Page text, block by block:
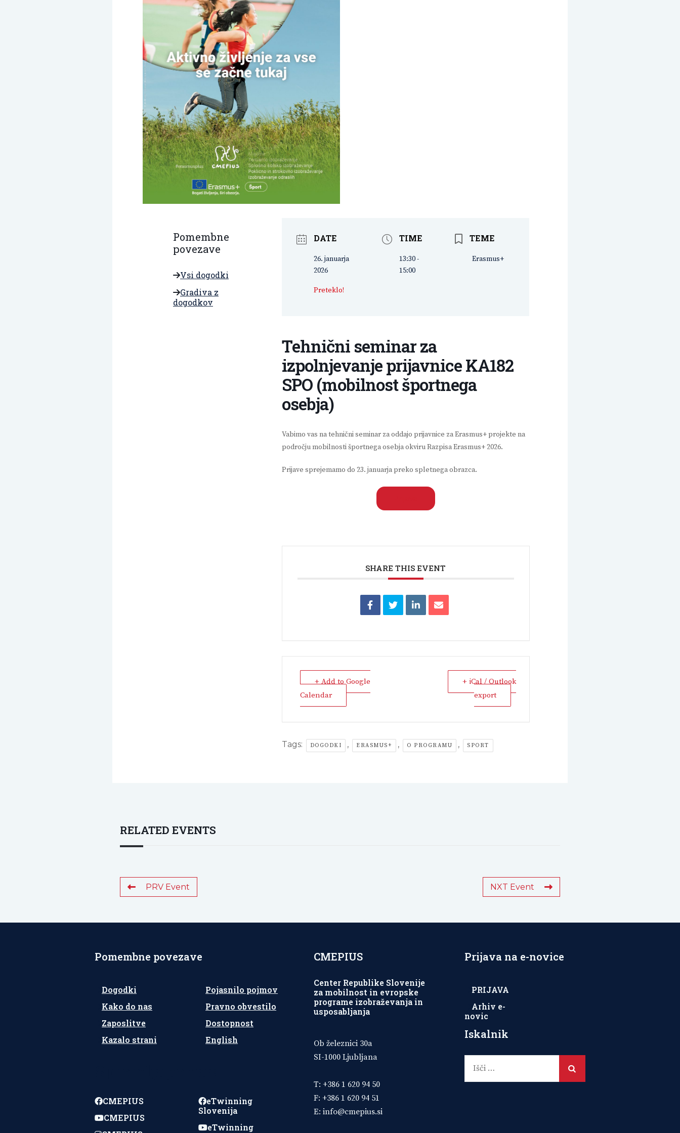
Pomembne
povezave
Vsi dogodki
Gradiva z
dogodkov
DATE
26. januarja
2026
Preteklo!
TIME
13:30 -
15:00
TEME
Erasmus+
Tehnični seminar za
izpolnjevanje prijavnice KA182
SPO (mobilnost športnega
osebja)
Vabimo vas na tehnični seminar za oddajo prijavnice za Erasmus+ projekte na
področju mobilnosti športnega osebja okviru Razpisa Erasmus+ 2026.
Prijave sprejemamo do 23. januarja preko spletnega obrazca.
SHARE THIS EVENT
+ Add to Google
Calendar
+ iCal / Outlook
export
Tags: DOGODKI , ERASMUS+ , O PROGRAMU , SPORT
RELATED EVENTS
PRV Event NXT Event
Pomembne povezave
Dogodki
Kako do nas
Zaposlitve
Kazalo strani
Pojasnilo pojmov
Pravno obvestilo
Dostopnost
English
CMEPIUS
CMEPIUS
eTwinning
Slovenija
eTwinning
CMEPIUS
Center Republike Slovenije
za mobilnost in evropske
programe izobraževanja in
usposabljanja
Ob železnici 30a
SI-1000 Ljubljana
T: +386 1 620 94 50
F: +386 1 620 94 51
E: info@cmepius.si
Prijava na e-novice
PRIJAVA
Arhiv e-
novic
Iskalnik